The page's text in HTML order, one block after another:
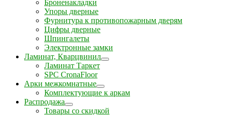
Броненакладки
Упоры дверные
Фурнитура к противопожарным дверям
Цифры дверные
Шпингалеты
Электронные замки
Ламинат, Кварцвинил
Ламинат Таркет
SPC CronaFloor
Арки межкомнатные
Комплектующие к аркам
Распродажа
Товары со скидкой